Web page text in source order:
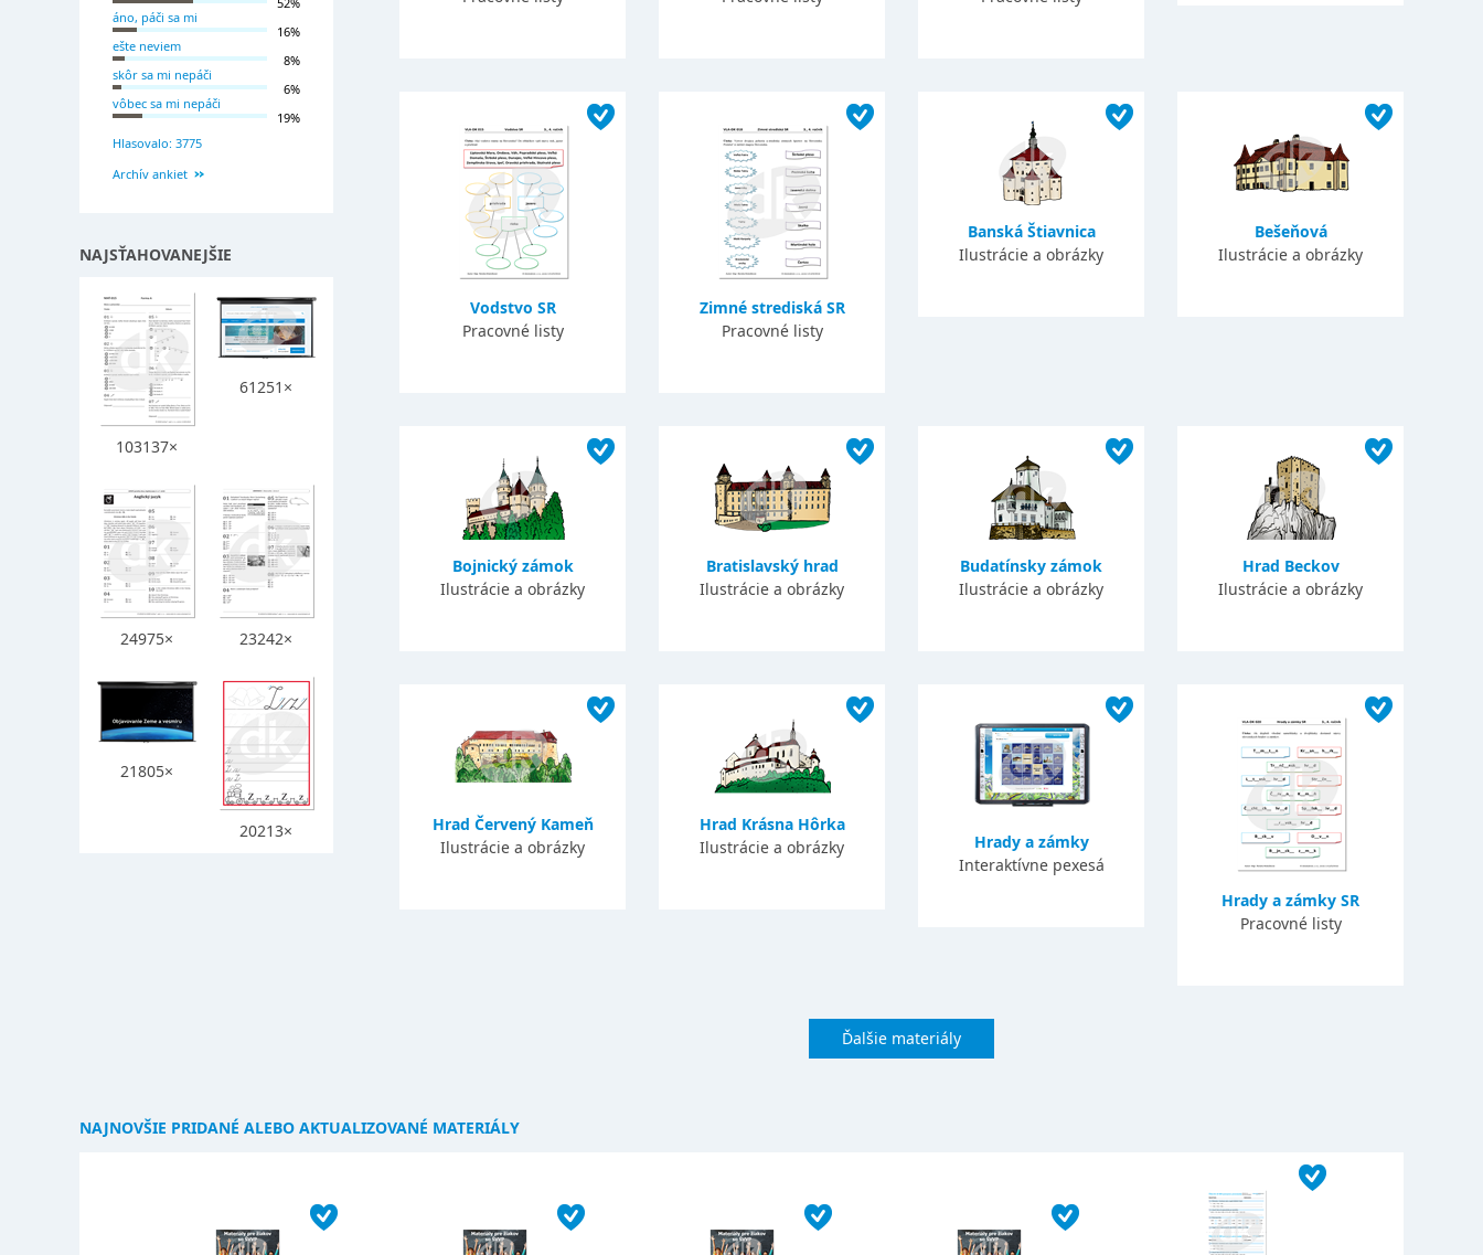
Vodstvo SR
Pracovné listy
Zimné strediská SR
Pracovné listy
Banská Štiavnica
Ilustrácie a obrázky
Bešeňová
Ilustrácie a obrázky
Bojnický zámok
Ilustrácie a obrázky
Bratislavský hrad
Ilustrácie a obrázky
Budatínsky zámok
Ilustrácie a obrázky
Hrad Beckov
Ilustrácie a obrázky
Hrad Červený Kameň
Ilustrácie a obrázky
Hrad Krásna Hôrka
Ilustrácie a obrázky
Hrady a zámky
Interaktívne pexesá
Hrady a zámky SR
Pracovné listy
Ďalšie materiály
áno, páči sa mi
16%
ešte neviem
8%
skôr sa mi nepáči
6%
vôbec sa mi nepáči
19%
Hlasovalo: 3775
Archív ankiet
NAJSŤAHOVANEJŠIE
103137×
61251×
24975× 23242×
21805×
20213×
NAJNOVŠIE PRIDANÉ ALEBO AKTUALIZOVANÉ MATERIÁLY